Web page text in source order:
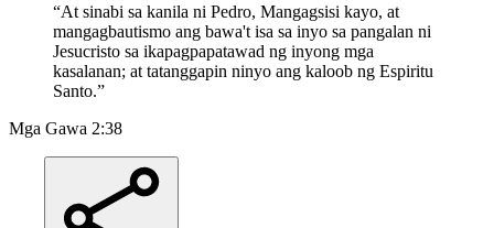
“At sinabi sa kanila ni Pedro, Mangagsisi kayo, at
mangagbautismo ang bawa't isa sa inyo sa pangalan ni
Jesucristo sa ikapagpapatawad ng inyong mga
kasalanan; at tatanggapin ninyo ang kaloob ng Espiritu
Santo.”
Mga Gawa 2:38